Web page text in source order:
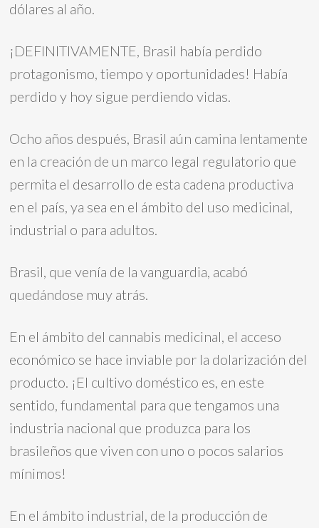
dólares al año.
¡DEFINITIVAMENTE, Brasil había perdido
protagonismo, tiempo y oportunidades! Había
perdido y hoy sigue perdiendo vidas.
Ocho años después, Brasil aún camina lentamente
en la creación de un marco legal regulatorio que
permita el desarrollo de esta cadena productiva
en el país, ya sea en el ámbito del uso medicinal,
industrial o para adultos.
Brasil, que venía de la vanguardia, acabó
quedándose muy atrás.
En el ámbito del cannabis medicinal, el acceso
económico se hace inviable por la dolarización del
producto. ¡El cultivo doméstico es, en este
sentido, fundamental para que tengamos una
industria nacional que produzca para los
brasileños que viven con uno o pocos salarios
mínimos!
En el ámbito industrial, de la producción de